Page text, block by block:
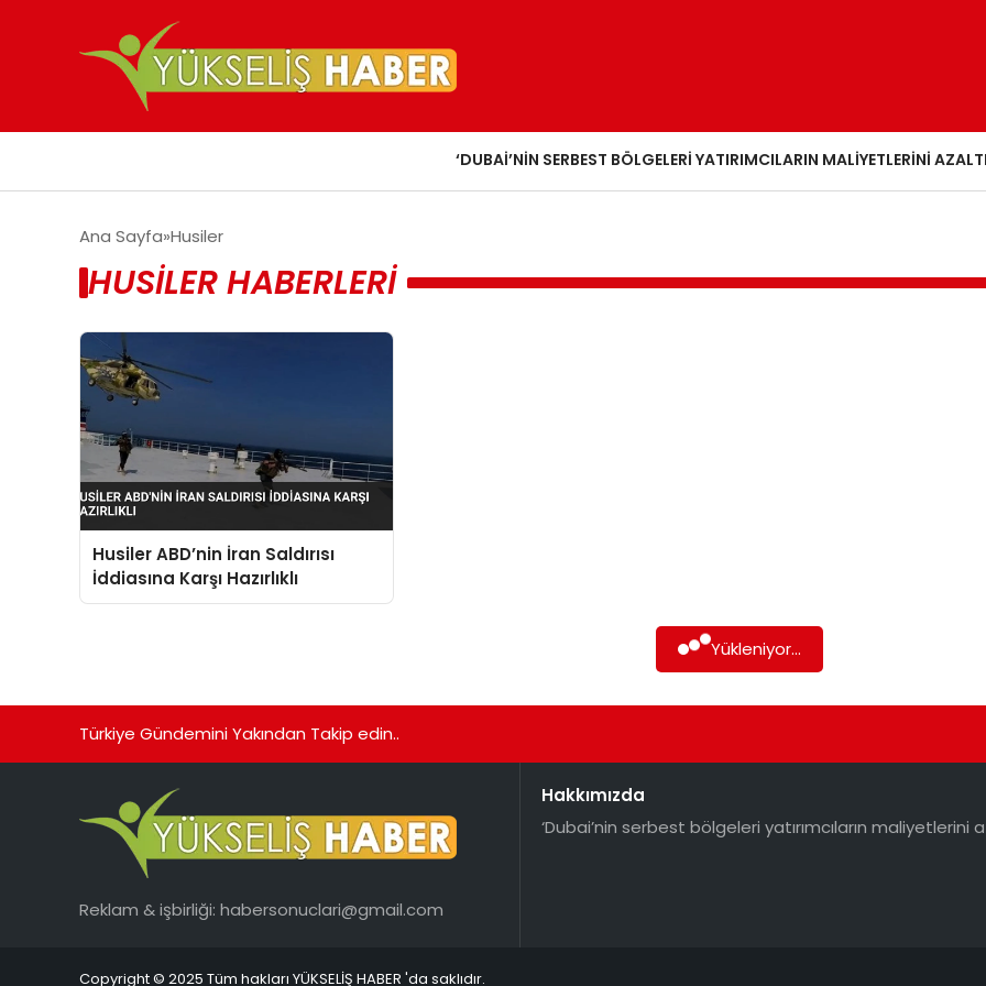
‘DUBAI’NIN SERBEST BÖLGELERI YATIRIMCILARIN MALIYETLERINI
Ana Sayfa Husiler
HUSILER HABERLERI
Husiler ABD’nin İran Saldırısı
İddiasına Karşı Hazırlıklı
Yükleniyor...
Türkiye Gündemini Yakından Takip edin..
Reklam & işbirliği: habersonuclari@gmail.com
Hakkımızda
‘Dubai’nin serbest bölgeleri yatırımcıların maliyetlerini
Copyright © 2025 Tüm hakları YÜKSELİŞ HABER 'da saklıdır.